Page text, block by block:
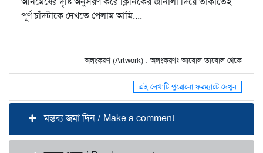
পূর্ণ চাঁদটাকে দেখতে পেলাম আমি....
অলংকরণ (Artwork) : অলংকরণঃ আবোল-তাবোল থেকে
এই লেখাটি পুরোনো ফরম্যাটে দেখুন
মন্তব্য জমা দিন / Make a comment